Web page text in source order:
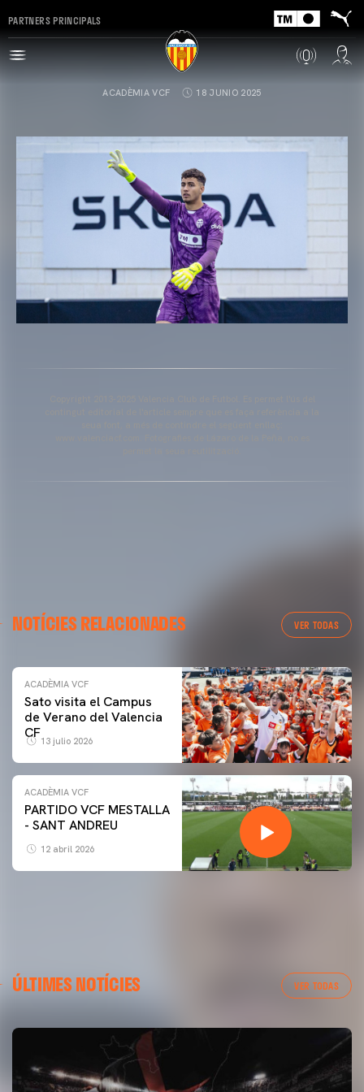
PARTNERS PRINCIPALS
ACADÈMIA VCF 18 JUNIO 2025
NOTÍCIES RELACIONADES VER TODAS
ACADÈMIA VCF
Sato visita el Campus
de Verano del Valencia
CF
13 julio 2026
ACADÈMIA VCF
PARTIDO VCF MESTALLA
- SANT ANDREU
12 abril 2026
ÚLTIMES NOTÍCIES VER TODAS